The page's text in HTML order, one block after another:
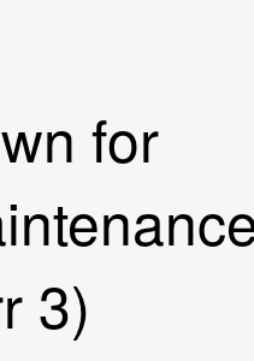
for
3)